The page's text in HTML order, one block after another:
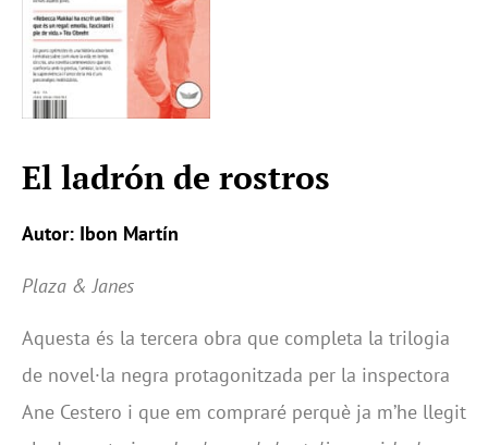
El ladrón de rostros
Autor: Ibon Martín
Plaza & Janes
Aquesta és la tercera obra que completa la trilogia
de novel·la negra protagonitzada per la inspectora
Ane Cestero i que em compraré perquè ja m’he llegit